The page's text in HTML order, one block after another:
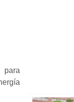
para